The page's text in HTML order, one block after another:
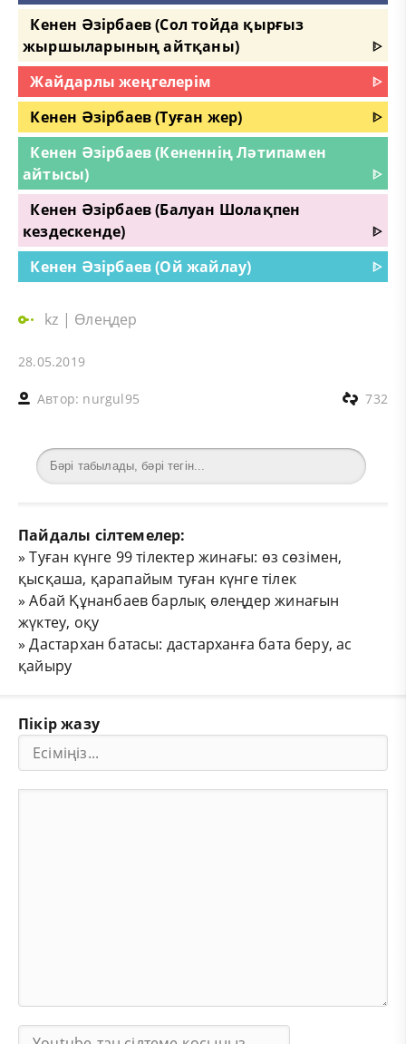
Кенен Әзірбаев (Сол тойда қырғыз
жыршыларының айтқаны)
ᐈ
Жайдарлы жеңгелерім
ᐈ
Кенен Әзірбаев (Туған жер)
ᐈ
Кенен Әзірбаев (Кененнің Ләтипамен
айтысы)
ᐈ
Кенен Әзірбаев (Балуан Шолақпен
кездескенде)
ᐈ
Кенен Әзірбаев (Ой жайлау)
ᐈ
kz | Өлеңдер
28.05.2019
Автор: nurgul95 732
Пайдалы сілтемелер:
»Туған күнге 99 тілектер жинағы: өз сөзімен,
қысқаша, қарапайым туған күнге тілек
»Абай Құнанбаев барлық өлеңдер жинағын
жүктеу, оқу
»Дастархан батасы: дастарханға бата беру, ас
қайыру
Пікір жазу